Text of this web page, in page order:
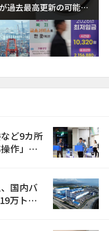
過去最高更新の可能性
ど9カ所
作」の
国内バ
万トン